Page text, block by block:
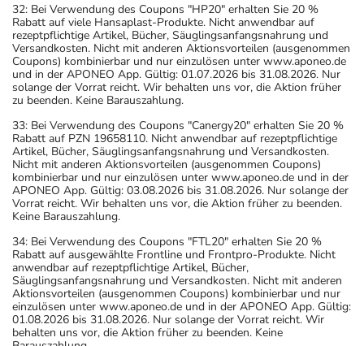
32: Bei Verwendung des Coupons "HP20" erhalten Sie 20 %
Rabatt auf viele Hansaplast-Produkte. Nicht anwendbar auf
rezeptpflichtige Artikel, Bücher, Säuglingsanfangsnahrung und
Versandkosten. Nicht mit anderen Aktionsvorteilen (ausgenommen
Coupons) kombinierbar und nur einzulösen unter www.aponeo.de
und in der APONEO App. Gültig: 01.07.2026 bis 31.08.2026. Nur
solange der Vorrat reicht. Wir behalten uns vor, die Aktion früher
zu beenden. Keine Barauszahlung.
33: Bei Verwendung des Coupons "Canergy20" erhalten Sie 20 %
Rabatt auf PZN 19658110. Nicht anwendbar auf rezeptpflichtige
Artikel, Bücher, Säuglingsanfangsnahrung und Versandkosten.
Nicht mit anderen Aktionsvorteilen (ausgenommen Coupons)
kombinierbar und nur einzulösen unter www.aponeo.de und in der
APONEO App. Gültig: 03.08.2026 bis 31.08.2026. Nur solange der
Vorrat reicht. Wir behalten uns vor, die Aktion früher zu beenden.
Keine Barauszahlung.
34: Bei Verwendung des Coupons "FTL20" erhalten Sie 20 %
Rabatt auf ausgewählte Frontline und Frontpro-Produkte. Nicht
anwendbar auf rezeptpflichtige Artikel, Bücher,
Säuglingsanfangsnahrung und Versandkosten. Nicht mit anderen
Aktionsvorteilen (ausgenommen Coupons) kombinierbar und nur
einzulösen unter www.aponeo.de und in der APONEO App. Gültig:
01.08.2026 bis 31.08.2026. Nur solange der Vorrat reicht. Wir
behalten uns vor, die Aktion früher zu beenden. Keine